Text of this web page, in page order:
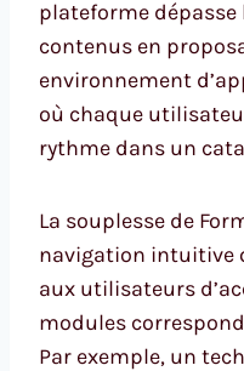
plateforme dépasse
contenus en
environnement
où chaque
rythme dans un
La souplesse de
navigation intuitive
aux utilisateurs
modules
Par exemple, un